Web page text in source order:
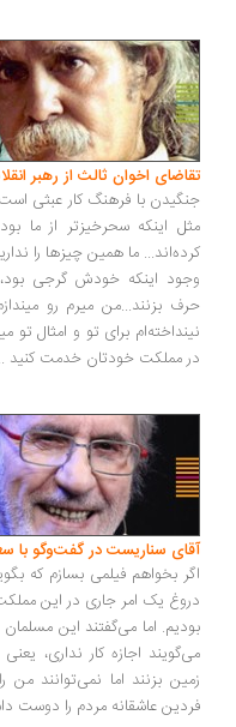
تقاضای اخوان ثالث از رهبر
جنگیدن با فرهنگ کار عبثی
مثل اینکه سحرخیزتر از ما
کرده‌اند... ما همین چیزها را
وجود اینکه خودش گرجی
حرف بزنند...من میرم رو
نینداخته‌ام برای تو و امثال تو
در مملکت خودتان خدمت کنید
آقای سناریست در گفت‌وگو با
اگر بخواهم فیلمی بسازم که
دروغ یک امر جاری در این
بودیم. اما می‌گفتند این
می‌گویند اجازه کار نداری،
زمین بزنند اما نمی‌توانند
فردین عاشقانه مردم را دوست